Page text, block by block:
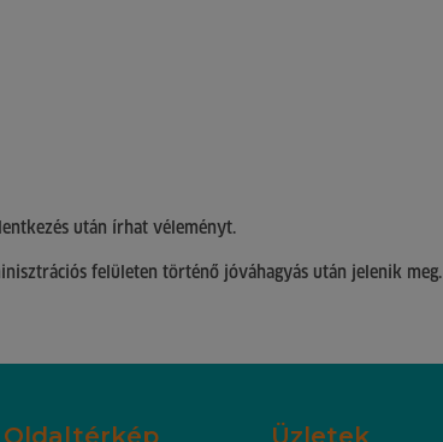
után írhat véleményt.
felületen történő jóváhagyás után jelenik meg.
Oldaltérkép Üzletek